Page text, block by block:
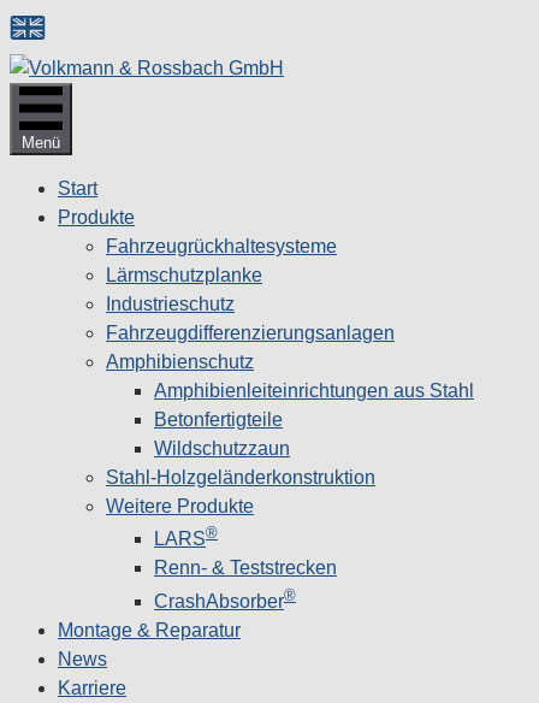
Zum
Inhalt
springen
Menü
Start
Produkte
Fahrzeugrückhaltesysteme
Lärmschutzplanke
Industrieschutz
Fahrzeug­differenzierungsanlagen
Amphibienschutz
Amphibienleiteinrichtungen aus Stahl
Betonfertigteile
Wildschutzzaun
Stahl-Holzgeländerkonstruktion
Weitere Produkte
LARS®
Renn- & Teststrecken
CrashAbsorber®
Montage & Reparatur
News
Karriere